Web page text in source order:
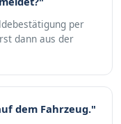
per
dann aus der
dem Fahrzeug."